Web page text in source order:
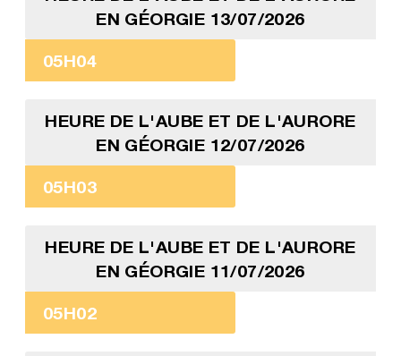
EN GÉORGIE 13/07/2026
05H04
HEURE DE L'AUBE ET DE L'AURORE
EN GÉORGIE 12/07/2026
05H03
HEURE DE L'AUBE ET DE L'AURORE
EN GÉORGIE 11/07/2026
05H02